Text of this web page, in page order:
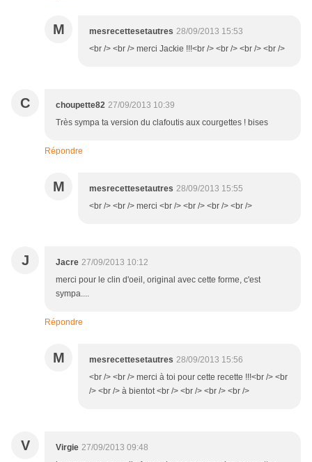
M mesrecettesetautres 28/09/2013 15:53
<br /> <br /> merci Jackie !!!<br /> <br /> <br /> <br />
C choupette82 27/09/2013 10:39
Très sympa ta version du clafoutis aux courgettes ! bises
Répondre
M mesrecettesetautres 28/09/2013 15:55
<br /> <br /> merci <br /> <br /> <br /> <br />
J Jacre 27/09/2013 10:12
merci pour le clin d'oeil, original avec cette forme, c'est
sympa....
Répondre
M mesrecettesetautres 28/09/2013 15:56
<br /> <br /> merci à toi pour cette recette !!!<br /> <br
/> <br /> à bientot <br /> <br /> <br /> <br />
V Virgie 27/09/2013 09:48